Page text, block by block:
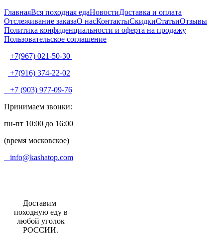
ГлавнаяВся походная едаНовостиДоставка и оплата
Отслеживание заказаО насКонтактыСкидкиСтатьиОтзывы
Политика конфиденциальности и оферта на продажу
Пользовательское соглашение
+7(967) 021-50-30
+7(916) 374-22-02
+7 (903) 977-09-76
Принимаем звонки:
пн-пт 10:00 до 16:00
(время московское)
info@kashatop.com
Доставим
походную еду в
любой уголок
РОССИИ.